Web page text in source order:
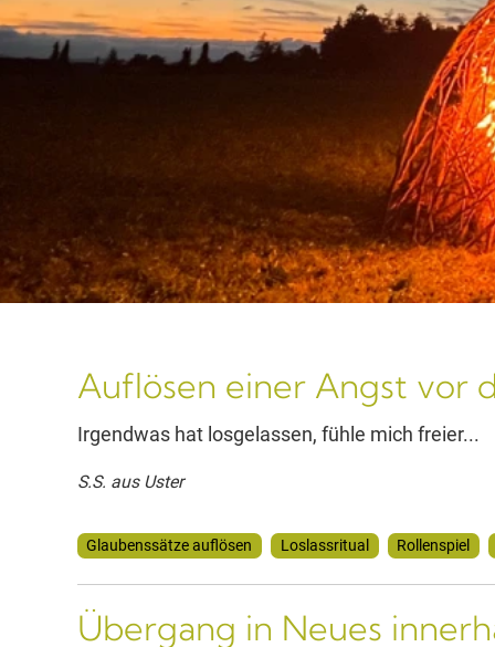
Auflösen einer Angst vor
Irgendwas hat losgelassen, fühle mich freier...
S.S. aus Uster
Glaubenssätze auflösen Loslassritual Rollenspiel
Übergang in Neues